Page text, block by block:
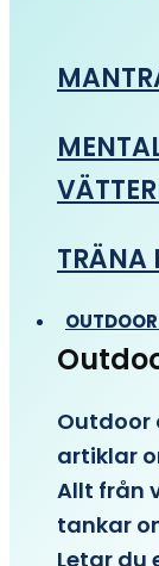
TRÄNA
Outdoor
artiklar
Allt från
tankar
Letar du